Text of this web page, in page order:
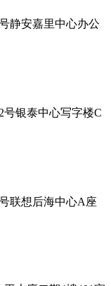
静安嘉里中心办公
银泰中心写字楼C
联想后海中心A座